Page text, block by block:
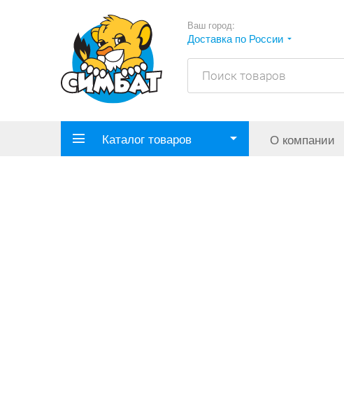
Ваш город:
Доставка по России
Каталог товаров О компании